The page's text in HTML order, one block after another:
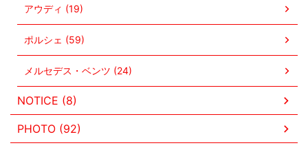
アウディ (19)
ポルシェ (59)
メルセデス・ベンツ (24)
NOTICE (8)
PHOTO (92)